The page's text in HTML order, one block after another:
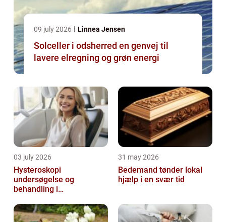
09 july 2026 Linnea Jensen
Solceller i odsherred en genvej til
lavere elregning og grøn energi
03 july 2026
Hysteroskopi
undersøgelse og
behandling i
31 may 2026
Bedemand tønder lokal
hjælp i en svær tid